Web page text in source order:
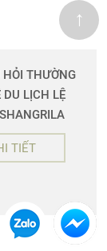
HỎI THƯỜNG
DU LỊCH LỆ
TIẾT
↑